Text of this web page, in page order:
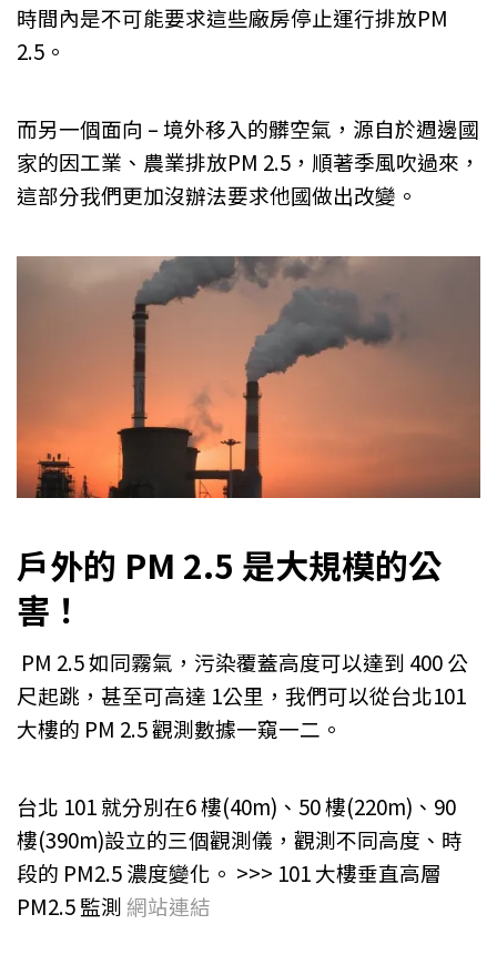
時間內是不可能要求這些廠房停止運行排放PM
2.5。
而另一個面向 – 境外移入的髒空氣，源自於週邊國
家的因工業、農業排放PM 2.5，順著季風吹過來，
這部分我們更加沒辦法要求他國做出改變。
戶外的 PM 2.5 是大規模的公
害！
PM 2.5 如同霧氣，污染覆蓋高度可以達到 400 公
尺起跳，甚至可高達 1公里，我們可以從台北101
大樓的 PM 2.5 觀測數據一窺一二。
台北 101 就分別在6 樓(40m)、50 樓(220m)、90
樓(390m)設立的三個觀測儀，觀測不同高度、時
段的 PM2.5 濃度變化。 >>> 101 大樓垂直高層
PM2.5 監測 網站連結